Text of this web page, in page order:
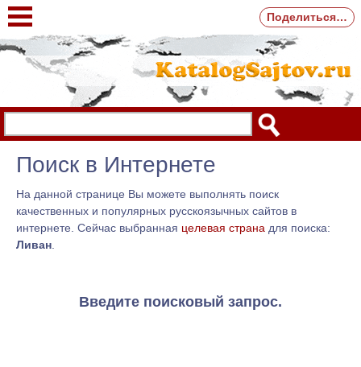
Поиск в Интернете
На данной странице Вы можете выполнять поиск
качественных и популярных русскоязычных сайтов в
интернете. Сейчас выбранная целевая страна для поиска:
Ливан
Введите поисковый запрос.
Поделиться…